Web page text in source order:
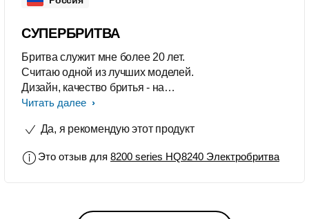
СУПЕРБРИТВА
Бритва служит мне более 20 лет.
Считаю одной из лучших моделей.
Дизайн, качество бритья - на
высоком уровне. Ножи менял 2 раза.
Читать далее
Да, я рекомендую этот продукт
Это отзыв для 8200 series HQ8240 Электробритва